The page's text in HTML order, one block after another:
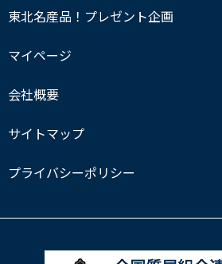
東北名産品！プレゼント企画
マイページ
会社概要
サイトマップ
プライバシーポリシー